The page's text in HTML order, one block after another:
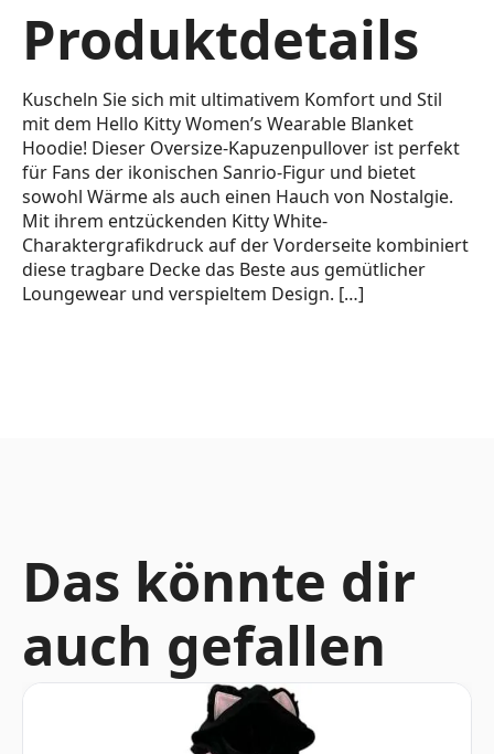
Produktdetails
Kuscheln Sie sich mit ultimativem Komfort und Stil
mit dem Hello Kitty Women’s Wearable Blanket
Hoodie! Dieser Oversize-Kapuzenpullover ist perfekt
für Fans der ikonischen Sanrio-Figur und bietet
sowohl Wärme als auch einen Hauch von Nostalgie.
Mit ihrem entzückenden Kitty White-
Charaktergrafikdruck auf der Vorderseite kombiniert
diese tragbare Decke das Beste aus gemütlicher
Loungewear und verspieltem Design. […]
Das könnte dir
auch gefallen